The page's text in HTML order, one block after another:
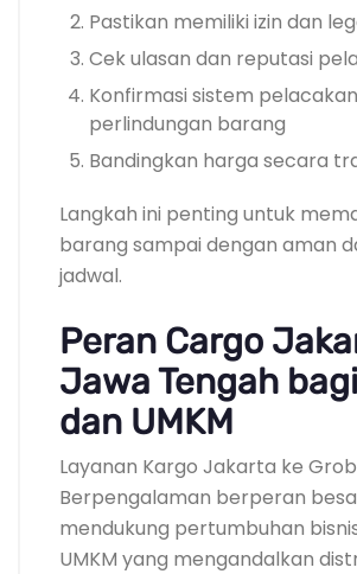
Pastikan memiliki izin dan
Cek ulasan dan reputasi
Konfirmasi sistem
perlindungan barang
Bandingkan harga secara
Langkah ini penting untuk
barang sampai dengan aman
jadwal.
Peran Cargo
Jawa Tengah
dan UMKM
Layanan Kargo Jakarta ke
Berpengalaman berperan
mendukung pertumbuhan
UMKM yang mengandalkan